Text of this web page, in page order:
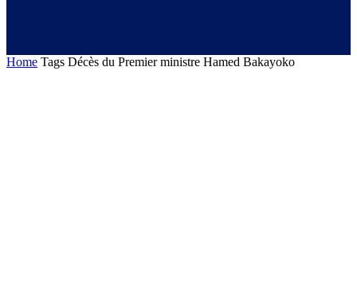
Home Tags Décès du Premier ministre Hamed Bakayoko